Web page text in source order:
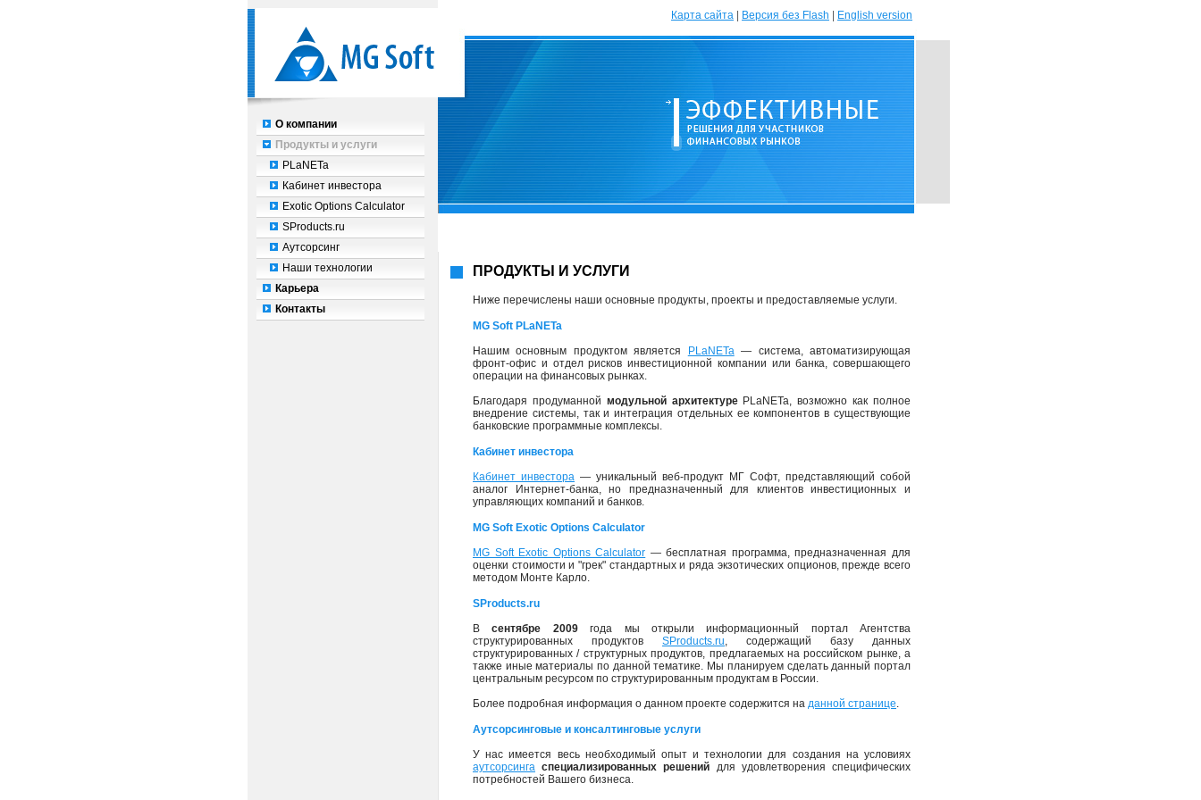
О компании
Продукты и услуги
PLaNETa
Кабинет инвестора
Exotic Options Calculator
SProducts.ru
Аутсорсинг
Наши технологии
Карьера
Контакты
Карта сайта Версия без Flash English version
ПРОДУКТЫ И УСЛУГИ
Ниже перечислены наши основные продукты, проекты и предоставляемые услуги.
MG Soft PLaNETa
Нашим основным продуктом является
PLaNETa— система, автоматизирующая
фронт-офис и отдел рисков инвестиционной компании или банка, совершающего
операции на финансовых рынках.
Благодаря продуманной модульной архитектуреPLaNETa, возможно как полное
внедрение системы, так и интеграция отдельных ее компонентов в существующие
банковские программные комплексы.
Кабинет инвестора
Кабинет инвестора — уникальный веб-продукт МГ Софт, представляющий собой
аналог Интернет-банка, но предназначенный для клиентов инвестиционных и
управляющих компаний и банков.
MG Soft Exotic Options Calculator
MG Soft Exotic Options Calculator — бесплатная программа, предназначенная для
оценки стоимости и "грек" стандартных и ряда экзотических опционов, прежде всего
методом Монте Карло.
SProducts.ru
Всентябре 2009года мы открыли информационный портал Агентства
структурированных продуктов SProducts.ru, содержащий базу данных
структурированных / структурных продуктов, предлагаемых на российском рынке, а
также иные материалы по данной тематике. Мы планируем сделать данный портал
центральным ресурсом по структурированным продуктам в России.
Более подробная информация о данном проекте содержится на данной странице.
Аутсорсинговые и консалтинговые услуги
У нас имеется весь необходимый опыт и технологии для создания на условиях
аутсорсинга специализированных решений для удовлетворения специфических
потребностей Вашего бизнеса.